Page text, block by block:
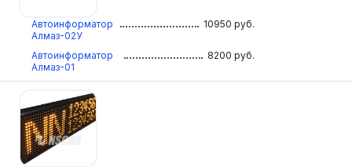
Автоинформатор
Алмаз-02У
10950 руб.
Автоинформатор
Алмаз-01
8200 руб.